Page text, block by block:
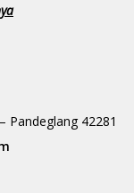
Pandeglang 42281